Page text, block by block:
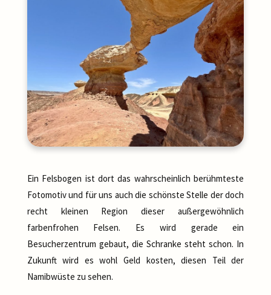
Ein Felsbogen ist dort das wahrscheinlich berühmteste
Fotomotiv und für uns auch die schönste Stelle der doch
recht kleinen Region dieser außergewöhnlich
farbenfrohen Felsen. Es wird gerade ein
Besucherzentrum gebaut, die Schranke steht schon. In
Zukunft wird es wohl Geld kosten, diesen Teil der
Namibwüste zu sehen.